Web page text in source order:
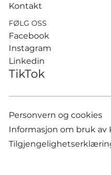
Kontakt
FØLG OSS
Facebook
Instagram
Linkedin
TikTok
Personvern og cookies
Informasjon om bruk av